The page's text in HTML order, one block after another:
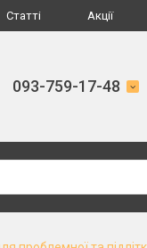
Статті Акції
093-759-17-48